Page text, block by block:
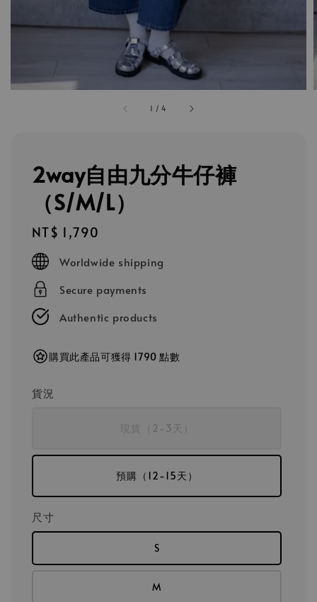
1 /4
2way自由九分牛仔褲
（S/M/L）
Regular
price
NT$ 1,790
Worldwide shipping
Secure payments
Authentic products
購買此產品可獲得 1790 點數
貨況
現貨（2-3天）
預購（12-15天）
尺寸
S
M